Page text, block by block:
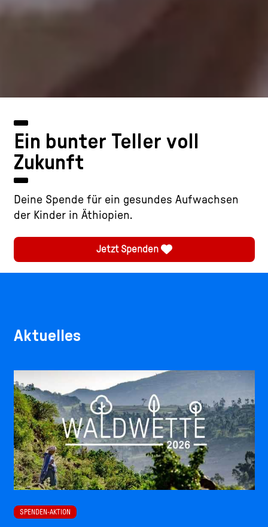
Ein bunter Teller voll
Zukunft
Deine Spende für ein gesundes Aufwachsen
der Kinder in Äthiopien.
Jetzt Spenden
Aktuelles
SPENDEN-AKTION